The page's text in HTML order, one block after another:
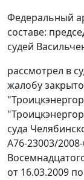
Федеральный
составе:
судей
рассмотрел в
жалобу
суда
А76-23003/
от 16.03.2009